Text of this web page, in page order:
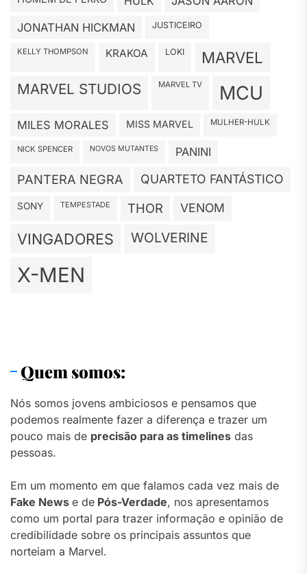
JONATHAN HICKMAN
JUSTICEIRO
KELLY THOMPSON KRAKOA LOKI MARVEL
MARVEL STUDIOS MARVEL TV MCU
MILES MORALES MISS MARVEL MULHER-HULK
NICK SPENCER NOVOS MUTANTES PANINI
PANTERA NEGRA QUARTETO FANTÁSTICO
SONY TEMPESTADE THOR VENOM
VINGADORES WOLVERINE
X-MEN
Quem somos:
Nós somos jovens ambiciosos e pensamos que
podemos realmente fazer a diferença e trazer um
pouco mais de precisão para as timelines das
pessoas.
Em um momento em que falamos cada vez mais de
Fake News e de Pós-Verdade, nos apresentamos
como um portal para trazer informação e opinião de
credibilidade sobre os principais assuntos que
norteiam a Marvel.